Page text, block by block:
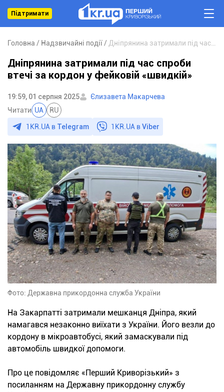
Підтримати
Головна Надзвичайні події
Дніпрянина затримали під час спроби
втечі за кордон у фейковій «швидкій»
19:59, 01 серпня 2025
Єлизавета Макарчева
Читати UA RU
1KR.UA в Telegram 1KR.UA вViber
Фото: Державна прикордонна служба України
На Закарпатті затримали мешканця Дніпра, який
намагався незаконно виїхати з України. Його везли до
кордону в мікроавтобусі, який замаскували під
автомобіль швидкої допомоги.
Про це повідомляє «Перший Криворізький» з
посиланням на Державну прикордонну службу